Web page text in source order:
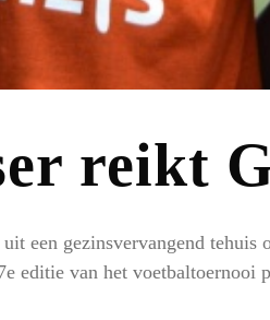
reikt
een gezinsvervangend
editie van het